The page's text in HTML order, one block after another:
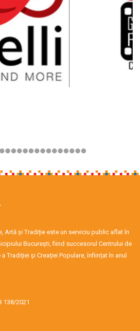
Artă și Tradiție este un serviciu public aflat în
București, fiind succesorul Centrului de
Tradiţiei şi Creaţiei Populare, înființat în anul
138/2021